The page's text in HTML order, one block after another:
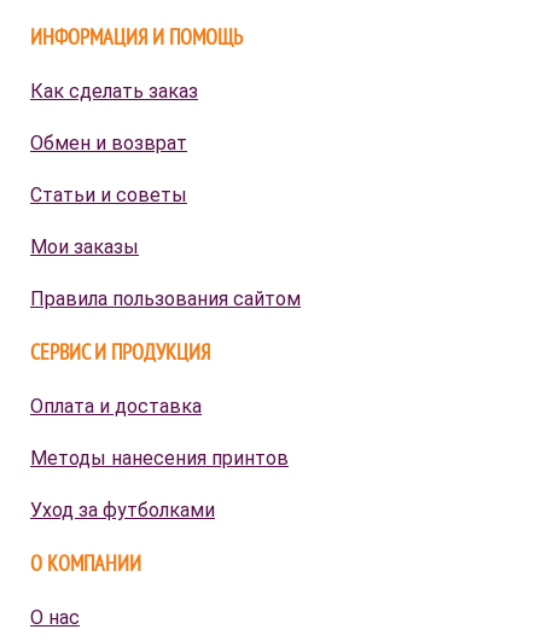
ИНФОРМАЦИЯ И ПОМОЩЬ
Как сделать заказ
Обмен и возврат
Статьи и советы
Мои заказы
Правила пользования сайтом
СЕРВИС И ПРОДУКЦИЯ
Оплата и доставка
Методы нанесения принтов
Уход за футболками
О КОМПАНИИ
О нас